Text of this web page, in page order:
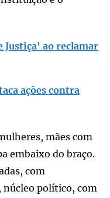
Justiça' ao reclamar
ações contra
mães com
embaixo do braço.
com
político, com